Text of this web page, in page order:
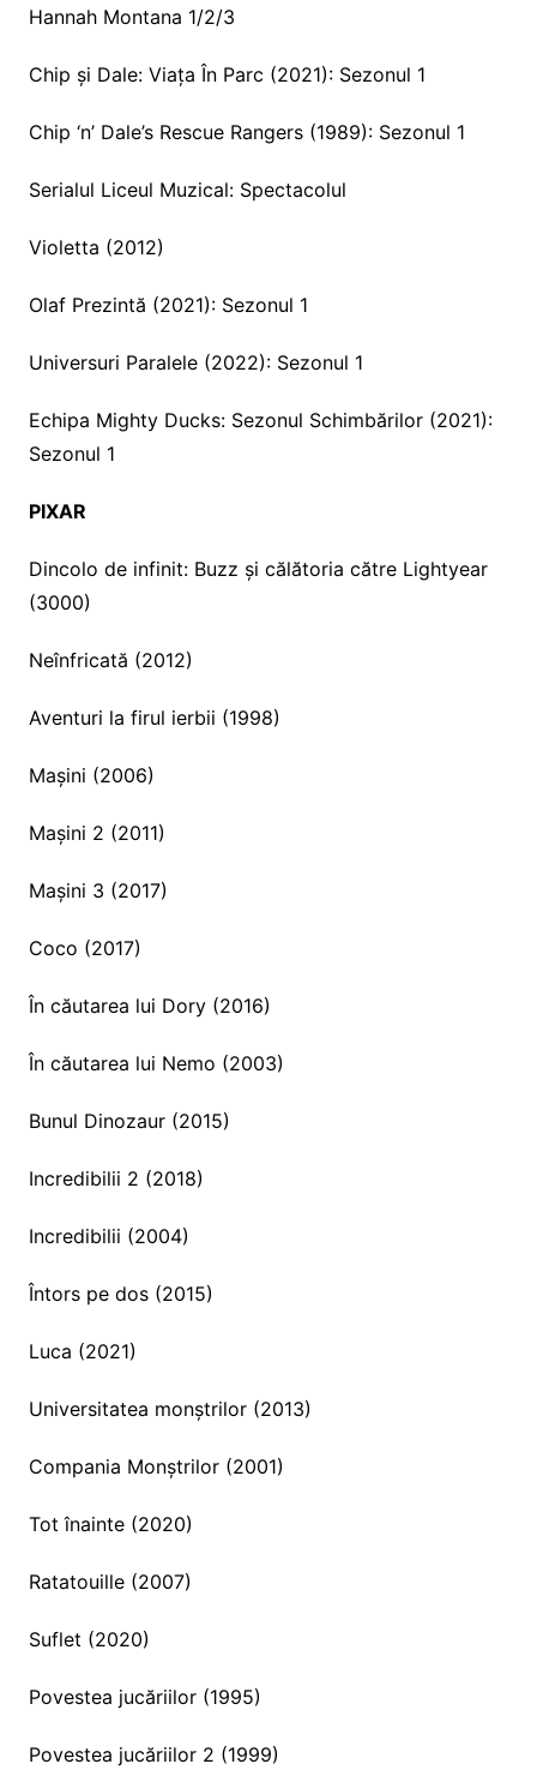
Hannah Montana 1/2/3
Chip și Dale: Viața În Parc (2021): Sezonul 1
Chip ‘n’ Dale’s Rescue Rangers (1989): Sezonul 1
Serialul Liceul Muzical: Spectacolul
Violetta (2012)
Olaf Prezintă (2021): Sezonul 1
Universuri Paralele (2022): Sezonul 1
Echipa Mighty Ducks: Sezonul Schimbărilor (2021):
Sezonul 1
PIXAR
Dincolo de infinit: Buzz și călătoria către Lightyear
(3000)
Neînfricată (2012)
Aventuri la firul ierbii (1998)
Mașini (2006)
Mașini 2 (2011)
Mașini 3 (2017)
Coco (2017)
În căutarea lui Dory (2016)
În căutarea lui Nemo (2003)
Bunul Dinozaur (2015)
Incredibilii 2 (2018)
Incredibilii (2004)
Întors pe dos (2015)
Luca (2021)
Universitatea monștrilor (2013)
Compania Monștrilor (2001)
Tot înainte (2020)
Ratatouille (2007)
Suflet (2020)
Povestea jucăriilor (1995)
Povestea jucăriilor 2 (1999)